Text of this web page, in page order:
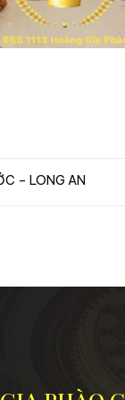
– LONG AN